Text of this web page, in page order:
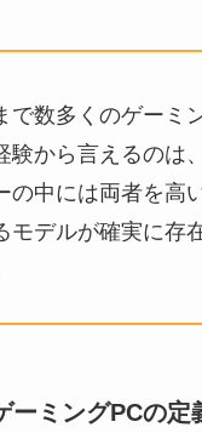
で数多くのゲーミ
験から言えるのは
の中には両者を高
モデルが確実に存
ーミングPCの定